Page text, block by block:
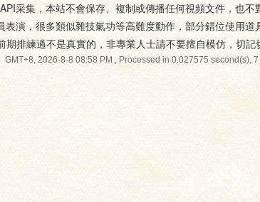
采集，本站不會保存、複制或傳播任何視頻文件，也不
演，很多類似雜技氣功等高難度動作，部分錯位使用道
期排練過不是真實的，非專業人士請不要擅自模仿，切記
GMT+8, 2026-8-8 08:58 PM , Processed in 0.027575 second(s),